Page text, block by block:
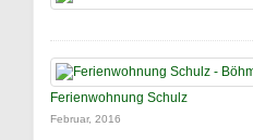
Ferienwohnung Schulz
Februar, 2016